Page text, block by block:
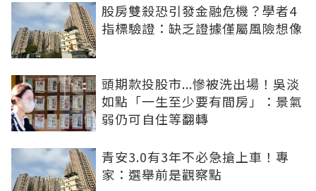
股房雙殺恐引發金融危機？學者4
指標驗證：缺乏證據僅屬風險想像
頭期款投股市...慘被洗出場！吳淡
如點「一生至少要有間房」：景氣
弱仍可自住等翻轉
青安3.0有3年不必急搶上車！專
家：選舉前是觀察點